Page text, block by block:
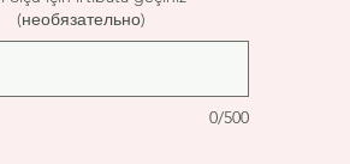
спокойно 150 кг и больше
- от 1 года
для всей семьи!
диаметр перекладин!
(необязательно)
0/500